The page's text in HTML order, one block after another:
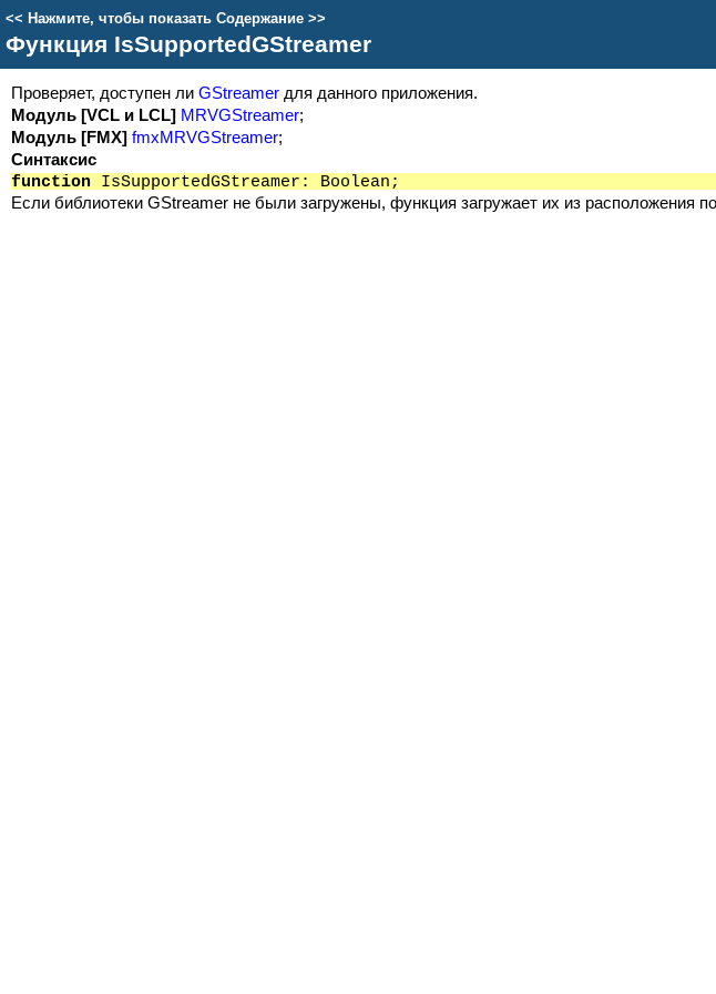
<< Нажмите, чтобы показать Содержание >>
Функция IsSupportedGStreamer
Проверяет, доступен ли GStreamer для данного приложения.
Модуль [VCL и LCL] MRVGStreamer;
Модуль [FMX] fmxMRVGStreamer;
Синтаксис
function IsSupportedGStreamer: Boolean;
Если библиотеки GStreamer не были загружены, функция загружает их из расположения